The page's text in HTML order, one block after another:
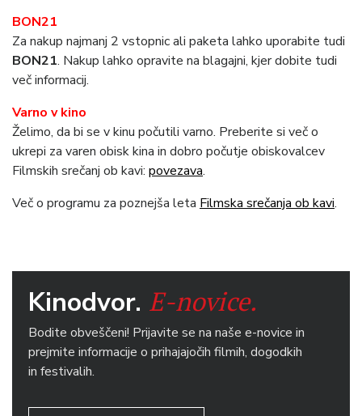
BON21
Za nakup najmanj 2 vstopnic ali paketa lahko uporabite tudi
BON21. Nakup lahko opravite na blagajni, kjer dobite tudi
več informacij.
Varno v kino
Želimo, da bi se v kinu počutili varno. Preberite si več o
ukrepi za varen obisk kina in dobro počutje obiskovalcev
Filmskih srečanj ob kavi: povezava.
Več o programu za poznejša leta Filmska srečanja ob kavi.
Kinodvor. E-novice.
Bodite obveščeni! Prijavite se na naše e-novice in
prejmite informacije o prihajajočih filmih, dogodkih
in festivalih.